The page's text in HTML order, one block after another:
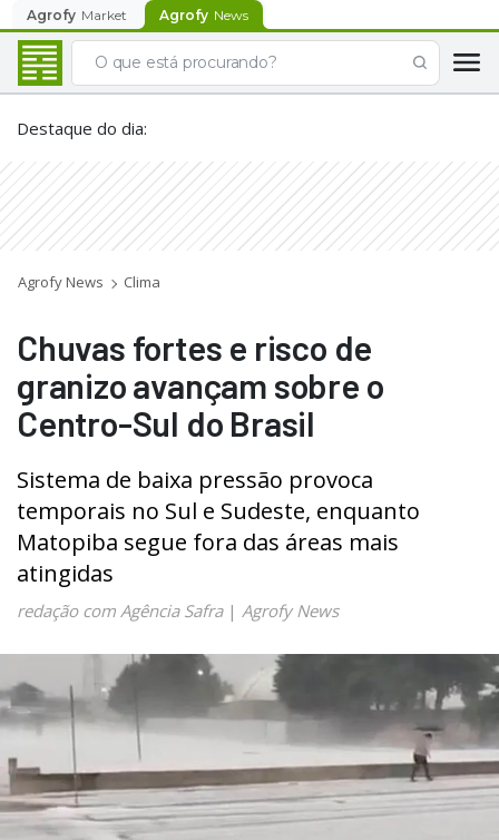
Agrofy Market Agrofy News
Destaque do dia:
Agrofy News Clima
Chuvas fortes e risco de
granizo avançam sobre o
Centro-Sul do Brasil
Sistema de baixa pressão provoca
temporais no Sul e Sudeste, enquanto
Matopiba segue fora das áreas mais
atingidas
redação com Agência Safra| Agrofy News